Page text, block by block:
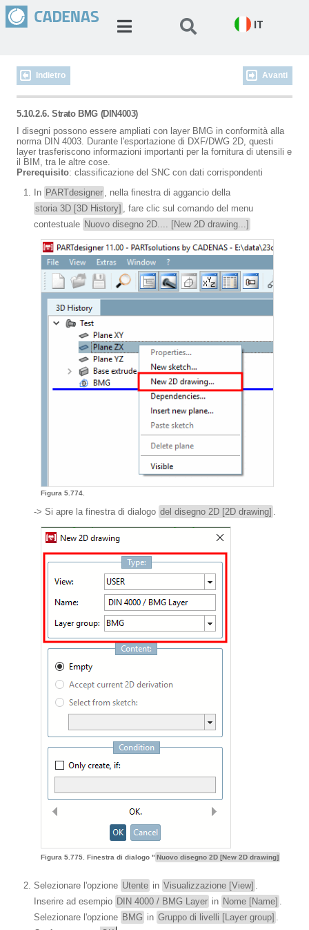
IT
Indietro Avanti
5.10.2.6. Strato BMG (DIN4003)
I disegni possono essere ampliati con layer BMG in conformità alla
norma DIN 4003. Durante l'esportazione di DXF/DWG 2D, questi
layer trasferiscono informazioni importanti per la fornitura di utensili e
il BIM, tra le altre cose.
Prerequisito: classificazione del SNC con dati corrispondenti
In PARTdesigner , nella finestra di aggancio della
storia 3D [3D History] , fare clic sul comando del menu
contestuale Nuovo disegno 2D.... [New 2D drawing...]
Figura 5.774.
-> Si apre la finestra di dialogo del disegno 2D [2D drawing] .
Figura 5.775. Finestra di dialogo " Nuovo disegno 2D [New 2D drawing]
Selezionare l'opzione Utente in Visualizzazione [View] .
Inserire ad esempio DIN 4000 / BMG Layer in Nome [Name] .
Selezionare l'opzione BMG in Gruppo di livelli [Layer group] .